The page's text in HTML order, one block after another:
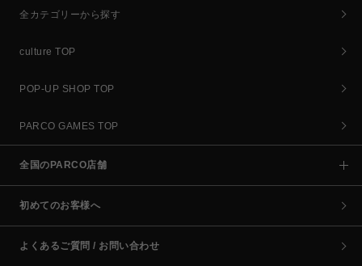
全カテゴリーから探す
culture TOP
POP-UP SHOP TOP
PARCO GAMES TOP
全国のPARCO店舗
初めてのお客様へ
よくあるご質問 / お問い合わせ